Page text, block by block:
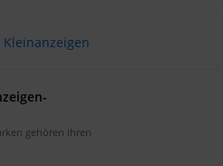
Kleinanzeigen
gehören ihren